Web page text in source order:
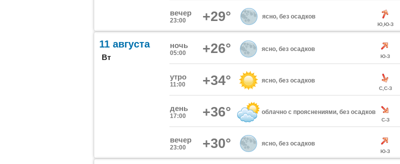
вечер
23:00 +29° ясно, без осадков
Ю,Ю-З
11 августа
Вт
ночь
05:00 +26° ясно, без осадков
Ю-З
утро
11:00 +34° ясно, без осадков
С,С-З
день
17:00 +36° облачно с прояснениями, без осадков
С-З
вечер
23:00 +30° ясно, без осадков
Ю-З